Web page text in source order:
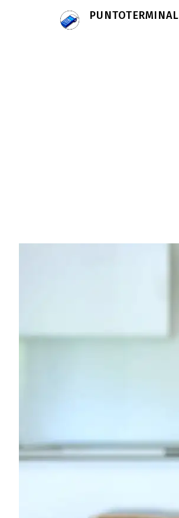
PUNTOTERMINAL